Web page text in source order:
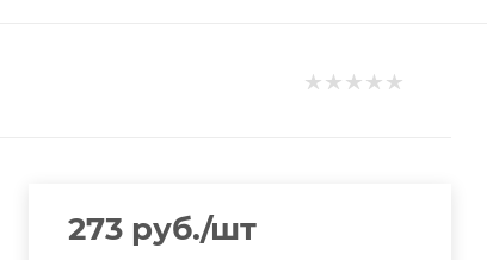
273руб./шт